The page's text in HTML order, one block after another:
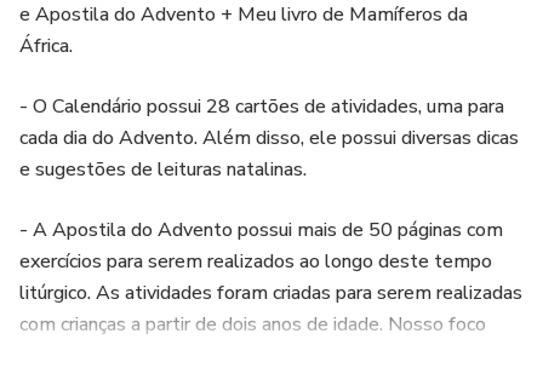
e Apostila do Advento + Meu livro de Mamíferos da
África.
- O Calendário possui 28 cartões de atividades, uma para
cada dia do Advento. Além disso, ele possui diversas dicas
e sugestões de leituras natalinas.
- A Apostila do Advento possui mais de 50 páginas com
exercícios para serem realizados ao longo deste tempo
litúrgico. As atividades foram criadas para serem realizadas
com crianças a partir de dois anos de idade. Nosso foco